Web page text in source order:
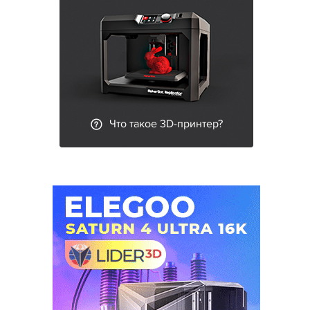
Что такое 3D-принтер?